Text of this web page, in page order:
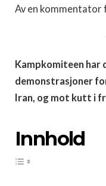
Av en kommentator
Kampkomiteen har
demonstrasjoner
Iran, og mot kutt i
Innhold